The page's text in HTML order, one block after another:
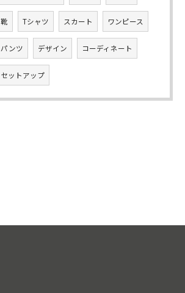
靴 Tシャツ スカート ワンピース
パンツ デザイン コーディネート
セットアップ